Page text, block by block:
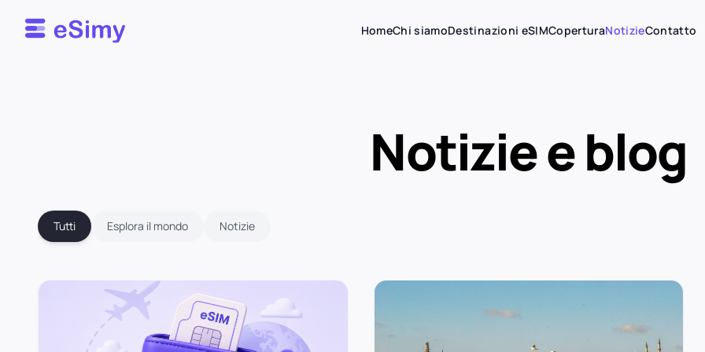
Esimy HomeChi siamoDestinazioni eSIMCoperturaNotizieContatto
Notizie e blog
Tutti Esplora il mondo Notizie